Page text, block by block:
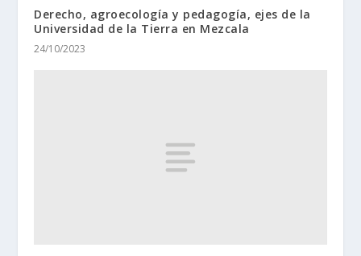
Derecho, agroecología y pedagogía, ejes de la
Universidad de la Tierra en Mezcala
24/10/2023